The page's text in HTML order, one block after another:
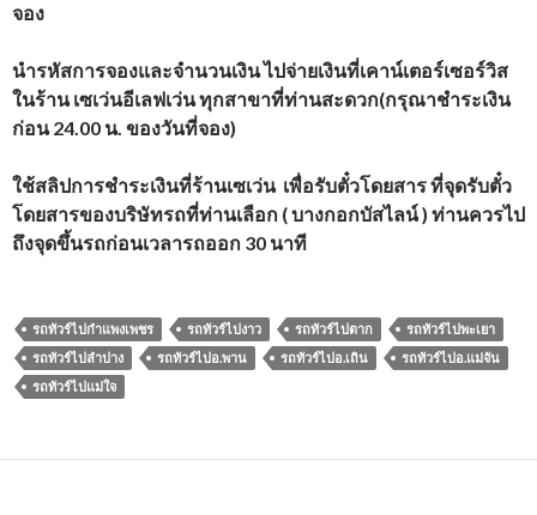
จอง
นำรหัสการจองและจำนวนเงิน ไปจ่ายเงินที่เคาน์เตอร์เซอร์วิส
ในร้าน เซเว่นอีเลฟเว่น ทุกสาขาที่ท่านสะดวก(กรุณาชำระเงิน
ก่อน 24.00 น. ของวันที่จอง)
ใช้สลิปการชำระเงินที่ร้านเซเว่น เพื่อรับตั๋วโดยสาร ที่จุดรับตั๋ว
โดยสารของบริษัทรถที่ท่านเลือก ( บางกอกบัสไลน์ ) ท่านควรไป
ถึงจุดขึ้นรถก่อนเวลารถออก 30 นาที
รถทัวร์ไปกำแพงเพชร รถทัวร์ไปงาว รถทัวร์ไปตาก
รถทัวร์ไปพะเยา
รถทัวร์ไปลำปาง
รถทัวร์ไปอ.พาน รถทัวร์ไปอ.เถิน
รถทัวร์ไปอ.แม่จัน
รถทัวร์ไปแม่ใจ